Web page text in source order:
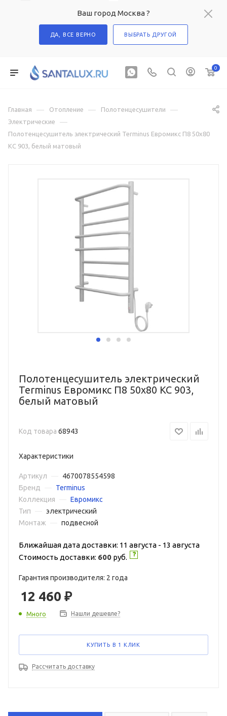
Ваш город Москва ?
ДА, ВСЕ ВЕРНО ВЫБРАТЬ ДРУГОЙ
0
Главная — Отопление — Полотенцесушители —
Электрические —
Полотенцесушитель электрический Terminus Евромикс П8 50х80
КС 903, белый матовый
Полотенцесушитель электрический
Terminus Евромикс П8 50х80 КС 903,
белый матовый
Код товара 68943
Характеристики
Артикул
4670078554598
Бренд
Terminus
Коллекция
Евромикс
Тип
электрический
Монтаж
подвесной
Ближайшая дата доставки: 11 августа - 13 августа
Стоимость доставки: 600 руб.
Гарантия производителя: 2 года
12 460 ₽
Много Нашли дешевле?
КУПИТЬ В 1 КЛИК
Рассчитать доставку